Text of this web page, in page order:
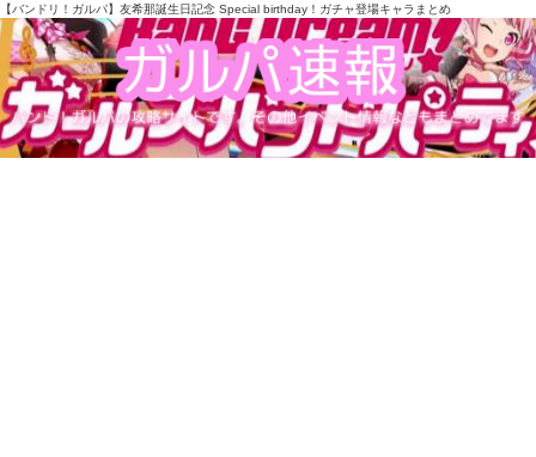
【バンドリ！ガルパ】友希那誕生日記念 Special birthday！ガチャ登場キャラまとめ